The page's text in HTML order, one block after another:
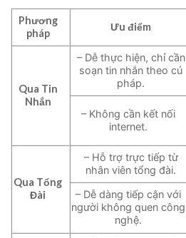
Phương
pháp
Ưu điểm
Qua Tin
Nhắn
– Dễ thực hiện, chỉ cần
soạn tin nhắn theo cú
pháp.
– Không cần kết nối
internet.
Qua Tổng
Đài
– Hỗ trợ trực tiếp từ
nhân viên tổng đài.
– Dễ dàng tiếp cận với
người không quen công
nghệ.